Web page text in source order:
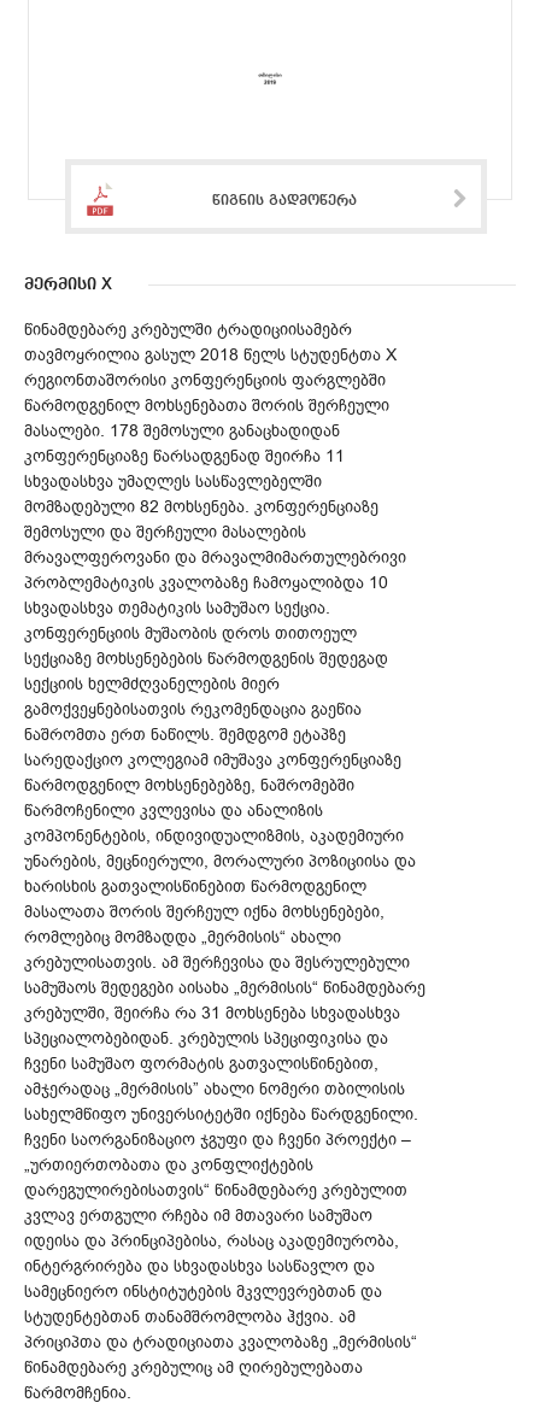
წიგნის გადმოწერა
მერმისი X
წინამდებარე კრებულში ტრადიციისამებრ
თავმოყრილია გასულ 2018 წელს სტუდენტთა X
რეგიონთაშორისი კონფერენციის ფარგლებში
წარმოდგენილ მოხსენებათა შორის შერჩეული
მასალები. 178 შემოსული განაცხადიდან
კონფერენციაზე წარსადგენად შეირჩა 11
სხვადასხვა უმაღლეს სასწავლებელში
მომზადებული 82 მოხსენება. კონფერენციაზე
შემოსული და შერჩეული მასალების
მრავალფეროვანი და მრავალმიმართულებრივი
პრობლემატიკის კვალობაზე ჩამოყალიბდა 10
სხვადასხვა თემატიკის სამუშაო სექცია.
კონფერენციის მუშაობის დროს თითოეულ
სექციაზე მოხსენებების წარმოდგენის შედეგად
სექციის ხელმძღვანელების მიერ
გამოქვეყნებისათვის რეკომენდაცია გაეწია
ნაშრომთა ერთ ნაწილს. შემდგომ ეტაპზე
სარედაქციო კოლეგიამ იმუშავა კონფერენციაზე
წარმოდგენილ მოხსენებებზე, ნაშრომებში
წარმოჩენილი კვლევისა და ანალიზის
კომპონენტების, ინდივიდუალიზმის, აკადემიური
უნარების, მეცნიერული, მორალური პოზიციისა და
ხარისხის გათვალისწინებით წარმოდგენილ
მასალათა შორის შერჩეულ იქნა მოხსენებები,
რომლებიც მომზადდა „მერმისის“ ახალი
კრებულისათვის. ამ შერჩევისა და შესრულებული
სამუშაოს შედეგები აისახა „მერმისის“ წინამდებარე
კრებულში, შეირჩა რა 31 მოხსენება სხვადასხვა
სპეციალობებიდან. კრებულის სპეციფიკისა და
ჩვენი სამუშაო ფორმატის გათვალისწინებით,
ამჯერადაც „მერმისის” ახალი ნომერი თბილისის
სახელმწიფო უნივერსიტეტში იქნება წარდგენილი.
ჩვენი საორგანიზაციო ჯგუფი და ჩვენი პროექტი –
„ურთიერთობათა და კონფლიქტების
დარეგულირებისათვის“ წინამდებარე კრებულით
კვლავ ერთგული რჩება იმ მთავარი სამუშაო
იდეისა და პრინციპებისა, რასაც აკადემიურობა,
ინტერგრირება და სხვადასხვა სასწავლო და
სამეცნიერო ინსტიტუტების მკვლევრებთან და
სტუდენტებთან თანამშრომლობა ჰქვია. ამ
პრიციპთა და ტრადიციათა კვალობაზე „მერმისის“
წინამდებარე კრებულიც ამ ღირებულებათა
წარმომჩენია.